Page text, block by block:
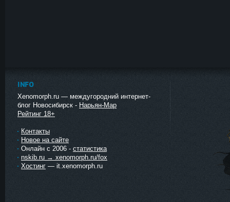
INFO
Xenomorph.ru — междугородний интернет-
блог Новосибирск - Нарьян-Мар
Рейтинг 18+
Контакты
Новое на сайте
Онлайн с 2006 - статистика
nskib.ru → xenomorph.ru/fox
Хостинг — it.xenomorph.ru